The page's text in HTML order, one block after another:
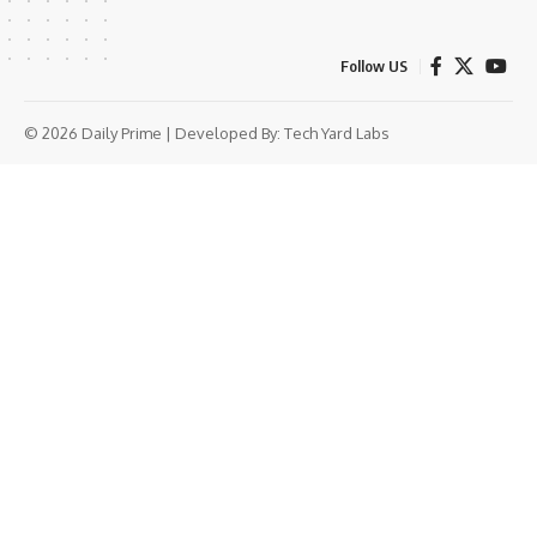
Follow US
© 2026 Daily Prime | Developed By: Tech Yard Labs